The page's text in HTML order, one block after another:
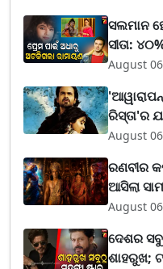
ସଲମାନ
ସୀତା:
August
ରିସ୍ତା'ର
August
ରଣବୀର
ଆସିଲା
August
ଦେଶର
ଶାହରୁଖ;